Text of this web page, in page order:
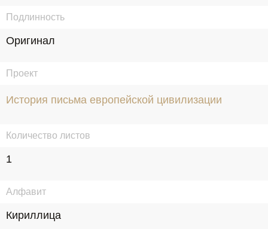
Подлинность
Оригинал
Проект
История письма европейской цивилизации
Количество листов
1
Алфавит
Кириллица